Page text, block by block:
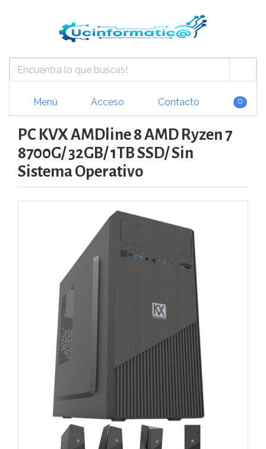
Menú Acceso Contacto 0
PC KVX AMDline 8 AMD Ryzen 7
8700G/ 32GB/ 1TB SSD/ Sin
Sistema Operativo